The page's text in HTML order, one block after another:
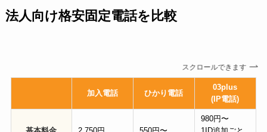
法人向け格安固定電話を比較
スクロールできます
加入電話 ひかり電話
03plus
(IP電話)
980円〜